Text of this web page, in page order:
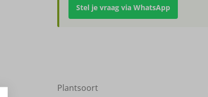
Stel je vraag via WhatsApp
Plantsoort